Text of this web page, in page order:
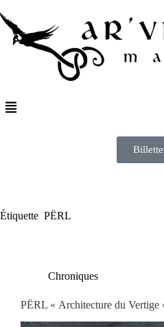
Étiquette PËRL
Chroniques
PËRL « Architecture du Vertige